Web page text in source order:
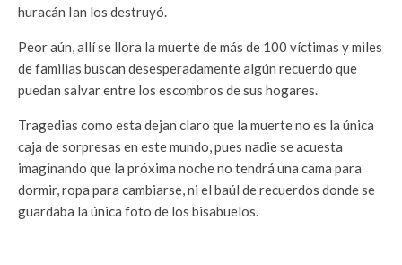
huracán Ian los destruyó.
Peor aún, allí se llora la muerte de más de 100 víctimas y miles
de familias buscan desesperadamente algún recuerdo que
puedan salvar entre los escombros de sus hogares.
Tragedias como esta dejan claro que la muerte no es la única
caja de sorpresas en este mundo, pues nadie se acuesta
imaginando que la próxima noche no tendrá una cama para
dormir, ropa para cambiarse, ni el baúl de recuerdos donde se
guardaba la única foto de los bisabuelos.